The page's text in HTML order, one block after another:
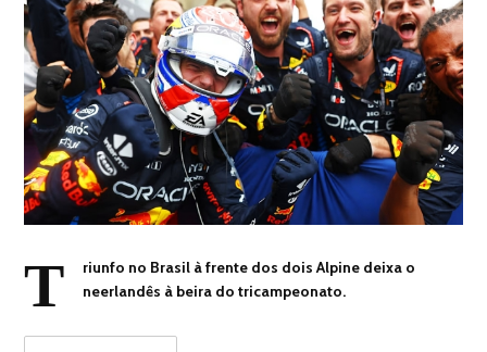
T
riunfo no Brasil à frente dos dois Alpine deixa o
neerlandês à beira do tricampeonato.